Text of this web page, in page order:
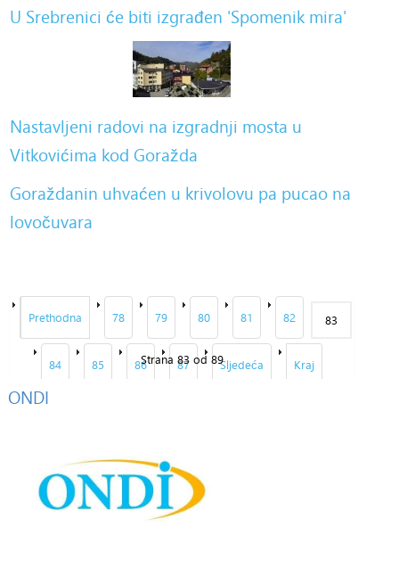
U Srebrenici će biti izgrađen 'Spomenik mira'
Nastavljeni radovi na izgradnji mosta u
Vitkovićima kod Goražda
Goraždanin uhvaćen u krivolovu pa pucao na
lovočuvara
Prethodna 78 79 80 81 82 83
84 85 86 87 Sljedeća Kraj
Strana 83 od 89
ONDI